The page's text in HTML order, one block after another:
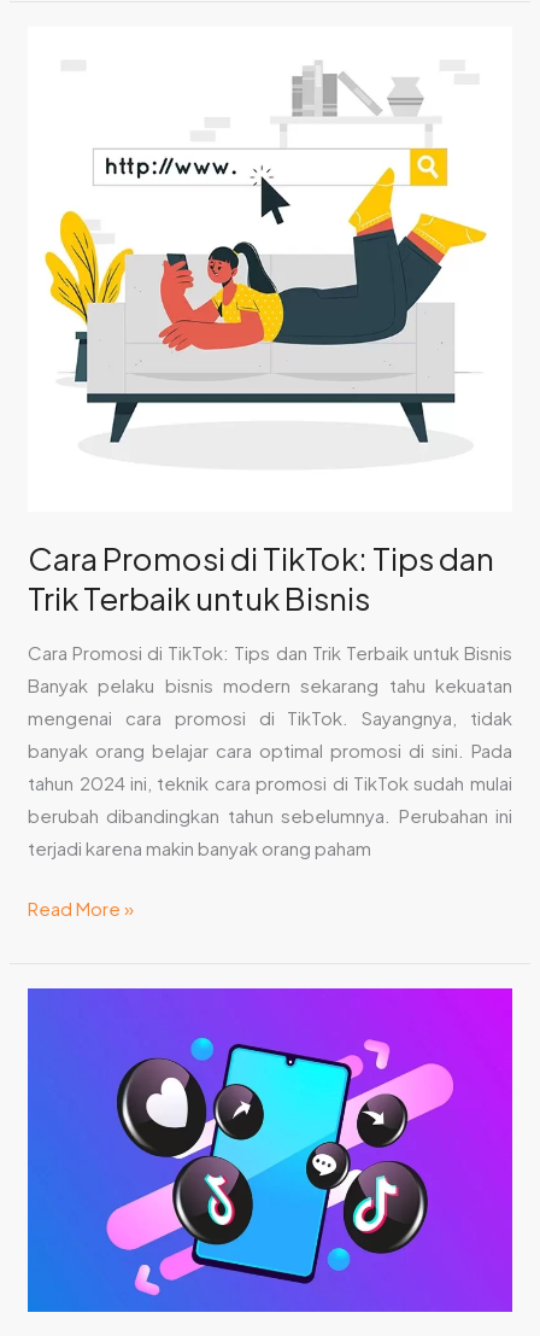
Cara Promosi di TikTok: Tips dan
Trik Terbaik untuk Bisnis
Cara Promosi di TikTok: Tips dan Trik Terbaik untuk Bisnis
Banyak pelaku bisnis modern sekarang tahu kekuatan
mengenai cara promosi di TikTok. Sayangnya, tidak
banyak orang belajar cara optimal promosi di sini. Pada
tahun 2024 ini, teknik cara promosi di TikTok sudah mulai
berubah dibandingkan tahun sebelumnya. Perubahan ini
terjadi karena makin banyak orang paham
Terbaik
untuk
Bisnis
Read More »